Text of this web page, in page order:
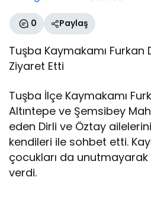
0 Paylaş
Tuşba Kaymakamı Furkan
Ziyaret Etti
Tuşba İlçe Kaymakamı
Altıntepe ve Şemsibey
eden Dirli ve Öztay
kendileri ile sohbet etti.
çocukları da
verdi.